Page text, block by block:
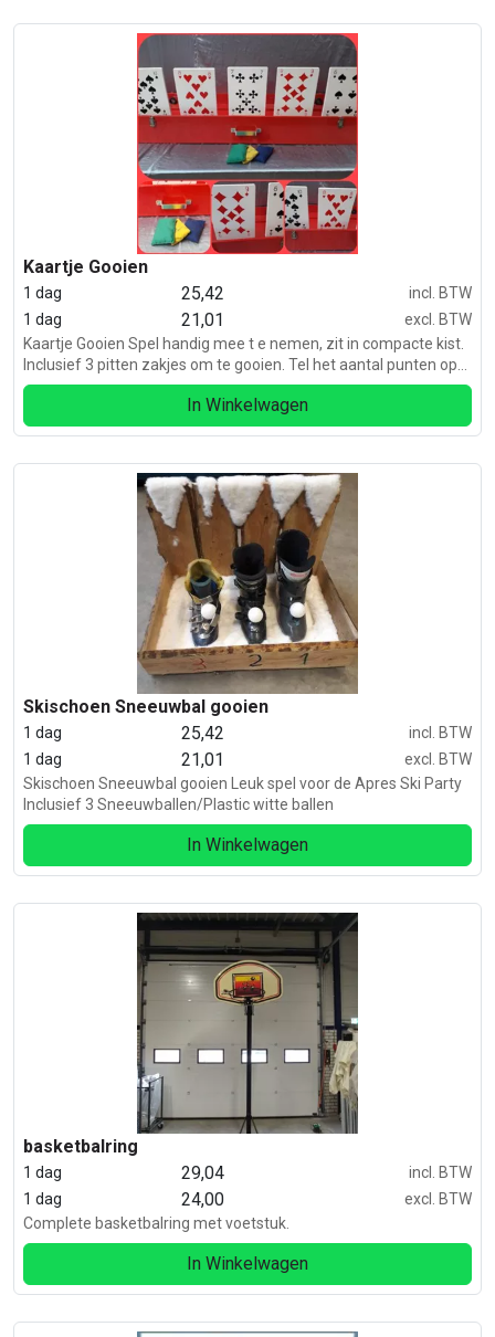
Kaartje Gooien
1 dag 25,42
incl. BTW
1 dag
21,01
excl. BTW
Kaartje Gooien Spel handig mee t e nemen, zit in compacte kist.
Inclusief 3 pitten zakjes om te gooien. Tel het aantal punten op
de kaarten die je hebt omgegooid. Zeskamp, casino of spelletjes
In Winkelwagen
Skischoen Sneeuwbal gooien
1 dag 25,42
incl. BTW
1 dag
21,01
excl. BTW
Skischoen Sneeuwbal gooien Leuk spel voor de Apres Ski Party
Inclusief 3 Sneeuwballen/Plastic witte ballen
In Winkelwagen
basketbalring
1 dag 29,04
incl. BTW
1 dag
24,00
excl. BTW
Complete basketbalring met voetstuk.
In Winkelwagen